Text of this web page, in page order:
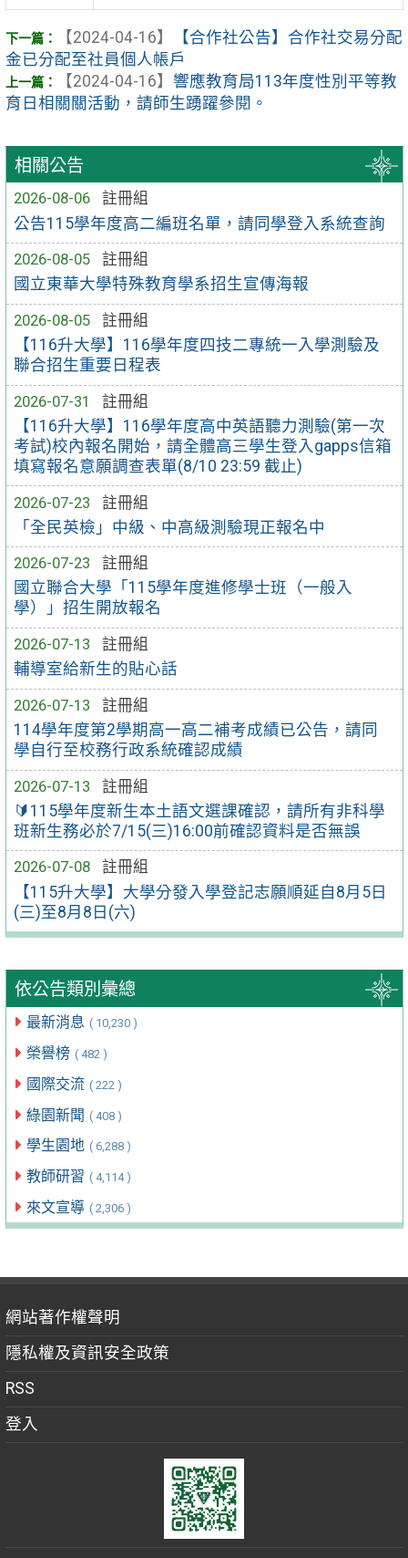
相關公告
2026-08-06
註冊組
公告115學年度高二編班名單，請同學登入系統查詢
2026-08-05
註冊組
國立東華大學特殊教育學系招生宣傳海報
2026-08-05
註冊組
【116升大學】116學年度四技二專統一入學測驗及
聯合招生重要日程表
2026-07-31
註冊組
【116升大學】116學年度高中英語聽力測驗(第一次
考試)校內報名開始，請全體高三學生登入gapps信箱
填寫報名意願調查表單(8/10 23:59 截止)
2026-07-23
註冊組
「全民英檢」中級、中高級測驗現正報名中
2026-07-23
註冊組
國立聯合大學「115學年度進修學士班（一般入
學）」招生開放報名
2026-07-13
註冊組
輔導室給新生的貼心話
2026-07-13
註冊組
114學年度第2學期高一高二補考成績已公告，請同
學自行至校務行政系統確認成績
2026-07-13
註冊組
🔰115學年度新生本土語文選課確認，請所有非科學
班新生務必於7/15(三)16:00前確認資料是否無誤
2026-07-08
註冊組
【115升大學】大學分發入學登記志願順延自8月5日
(三)至8月8日(六)
依公告類別彙總
最新消息 ( 10,230 )
榮譽榜 ( 482 )
國際交流 ( 222 )
綠園新聞 ( 408 )
學生園地 ( 6,288 )
教師研習 ( 4,114 )
來文宣導 ( 2,306 )
【2024-04-16】
【合作社公告】合作社交易分配
金已分配至社員個人帳戶
【2024-04-16】 響應教育局113年度性別平等教
育日相關關活動，請師生踴躍參閱。
網站著作權聲明
隱私權及資訊安全政策
RSS
登入